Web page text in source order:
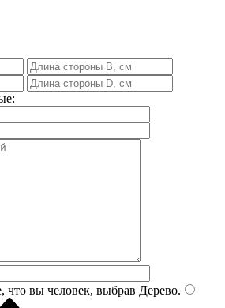
что вы человек, выбрав Дерево.